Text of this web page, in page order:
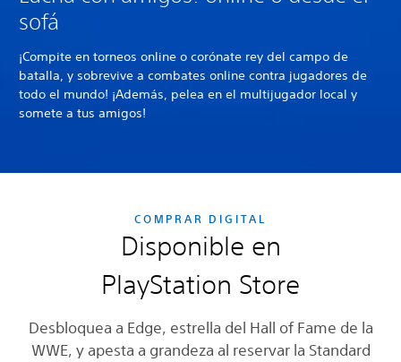
sofá
¡Compite en torneos online o corónate rey del campo de
batalla, y sobrevive a combates online contra jugadores de
todo el mundo! ¡Además, pelea en el multijugador local y
somete a tus amigos!
COMPRAR DIGITAL
Disponible en
PlayStation Store
Desbloquea a Edge, estrella del Hall of Fame de la
WWE, y apesta a grandeza al reservar la Standard